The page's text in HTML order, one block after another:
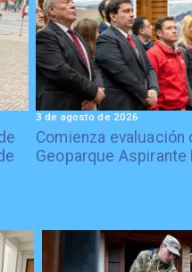
Comienza evaluación
Geoparque Aspirante
3 de agosto de 2026